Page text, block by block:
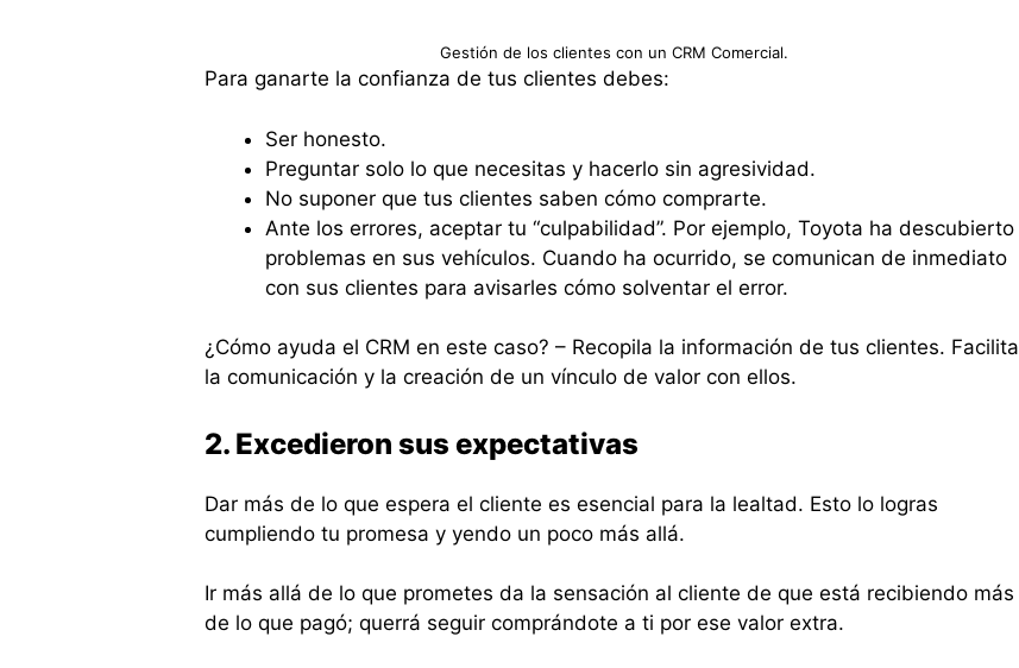
Gestión de los clientes con un CRM Comercial.
Para ganarte la confianza de tus clientes debes:
Ser honesto.
Preguntar solo lo que necesitas y hacerlo sin agresividad.
No suponer que tus clientes saben cómo comprarte.
Ante los errores, aceptar tu “culpabilidad”. Por ejemplo, Toyota ha descubierto
problemas en sus vehículos. Cuando ha ocurrido, se comunican de inmediato
con sus clientes para avisarles cómo solventar el error.
¿Cómo ayuda el CRM en este caso? – Recopila la información de tus clientes. Facilita
la comunicación y la creación de un vínculo de valor con ellos.
2. Excedieron sus expectativas
Dar más de lo que espera el cliente es esencial para la lealtad. Esto lo logras
cumpliendo tu promesa y yendo un poco más allá.
Ir más allá de lo que prometes da la sensación al cliente de que está recibiendo más
de lo que pagó; querrá seguir comprándote a ti por ese valor extra.